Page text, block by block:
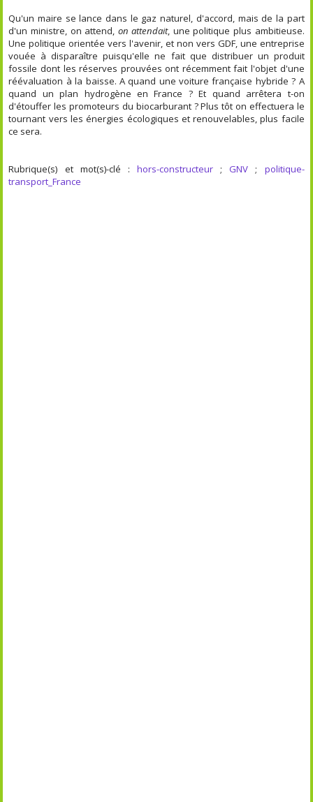
Qu'un maire se lance dans le gaz naturel, d'accord, mais de la part
d'un ministre, on attend, on attendait, une politique plus ambitieuse.
Une politique orientée vers l'avenir, et non vers GDF, une entreprise
vouée à disparaître puisqu'elle ne fait que distribuer un produit
fossile dont les réserves prouvées ont récemment fait l'objet d'une
réévaluation à la baisse. A quand une voiture française hybride ? A
quand un plan hydrogène en France ? Et quand arrêtera t-on
d'étouffer les promoteurs du biocarburant ? Plus tôt on effectuera le
tournant vers les énergies écologiques et renouvelables, plus facile
ce sera.
Rubrique(s) et mot(s)-clé : hors-constructeur ;GNV ; politique-
transport_France